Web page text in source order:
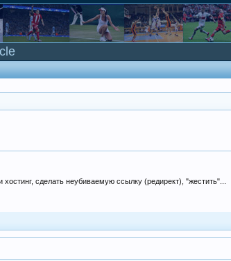
сделать неубиваемую ссылку (редирект), "жестить"...